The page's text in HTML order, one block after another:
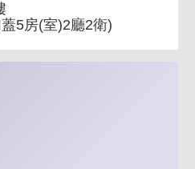
5房(室)2廳2衛)